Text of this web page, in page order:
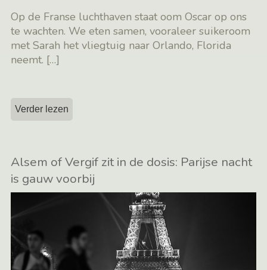
Op de Franse luchthaven staat oom Oscar op ons
te wachten. We eten samen, vooraleer suikeroom
met Sarah het vliegtuig naar Orlando, Florida
neemt. […]
Verder lezen
Alsem of Vergif zit in de dosis: Parijse nacht
is gauw voorbij